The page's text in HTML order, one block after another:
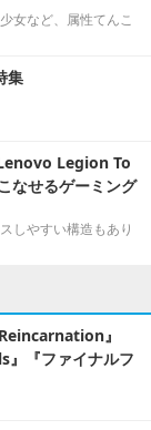
女など、属性てんこ
集
Legion To
なせるゲーミング
しやすい構造もあり
』
』『ファイナルフ